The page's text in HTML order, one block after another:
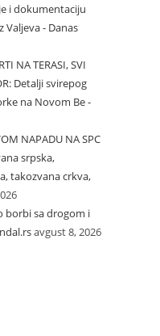
i dokumentaciju
Valjeva - Danas
NA TERASI, SVI
Detalji svirepog
na Novom Be -
NAPADU NA SPC
srpska,
takozvana crkva,
borbi sa drogom i
avgust 8, 2026